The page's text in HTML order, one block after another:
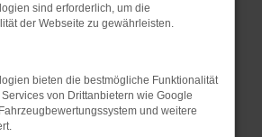
die Seite in einem
oder in einem privaten
neu.
helfen, vorübergehende
beheben.
sind erforderlich, um die
der Webseite zu gewährleisten.
bieten die bestmögliche Funktionalität
von Drittanbietern wie Google
und weitere